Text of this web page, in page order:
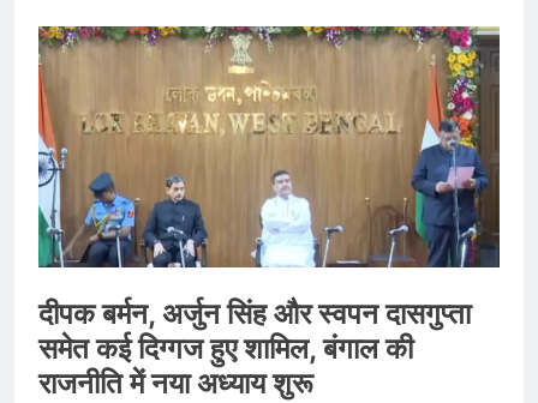
दीपक बर्मन, अर्जुन सिंह और स्वपन दासगुप्ता
समेत कई दिग्गज हुए शामिल, बंगाल की
राजनीति में नया अध्याय शुरू